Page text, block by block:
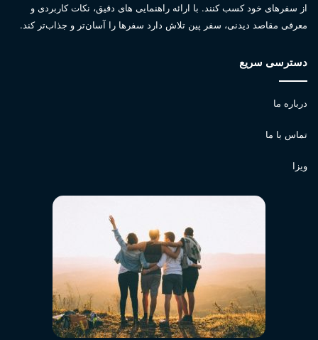
از سفرهای خود کسب کنند. با ارائه راهنمایی های دقیق، نکات کاربردی و
معرفی مقاصد دیدنی، سفر پین تلاش دارد سفرها را آسان‌تر و جذاب‌تر کند.
دسترسی سریع
درباره ما
تماس با ما
ویزا